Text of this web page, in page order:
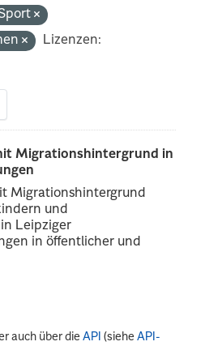
Lizenzen:
Migrationshintergrund in
Migrationshintergrund
und
Leipziger
in öffentlicher und
auch über dieAPI (sieheAPI-